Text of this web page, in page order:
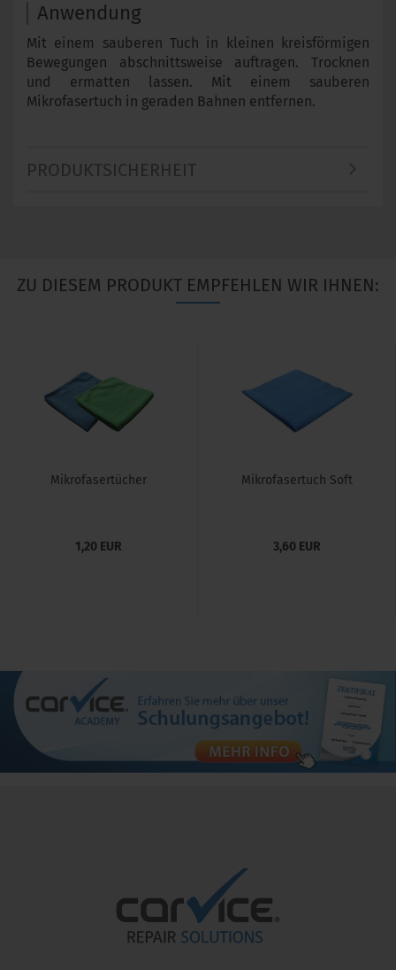
Anwendung
Mit einem sauberen Tuch in kleinen kreisförmigen
Bewegungen abschnittsweise auftragen. Trocknen
und ermatten lassen. Mit einem sauberen
Mikrofasertuch in geraden Bahnen entfernen.
PRODUKTSICHERHEIT
ZU DIESEM PRODUKT EMPFEHLEN WIR IHNEN:
Mikrofasertücher
1,20 EUR
Mikrofasertuch Soft
3,60 EUR